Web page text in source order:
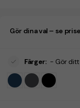
Gör dina val – se
Färger: - Gör